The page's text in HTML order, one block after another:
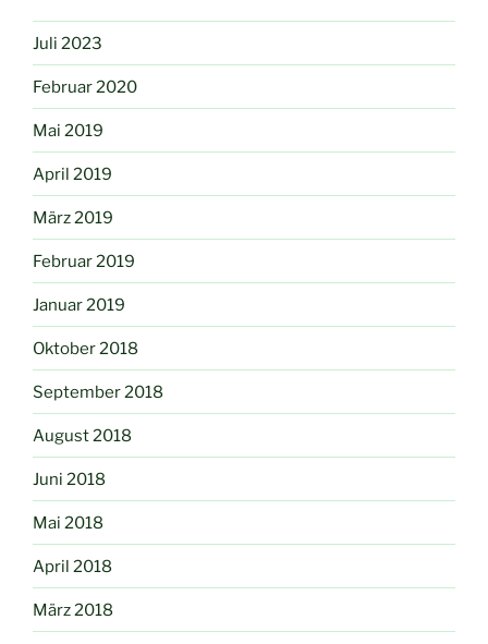
Juli 2023
Februar 2020
Mai 2019
April 2019
März 2019
Februar 2019
Januar 2019
Oktober 2018
September 2018
August 2018
Juni 2018
Mai 2018
April 2018
März 2018